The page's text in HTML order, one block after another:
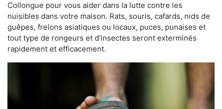
Collongue pour vous aider dans la lutte contre les
nuisibles dans votre maison. Rats, souris, cafards, nids de
guêpes, frelons asiatiques ou locaux, puces, punaises et
tout type de rongeurs et d'insectes seront exterminés
rapidement et efficacement.